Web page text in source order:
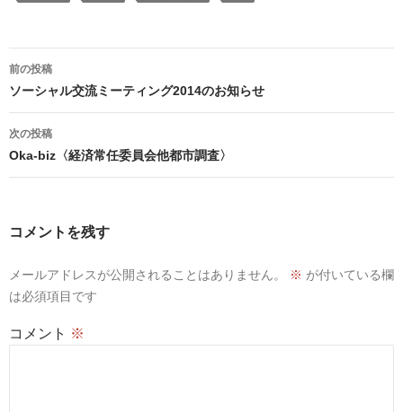
稿
ビ
ゲ
ー
ョ
前の投稿
ソーシャル交流ミーティング2014のお知らせ
次の投稿
Oka-biz〈経済常任委員会他都市調査〉
コメントを残す
メールアドレスが公開されることはありません。 ※ が付いている欄
は必須項目です
コメント ※